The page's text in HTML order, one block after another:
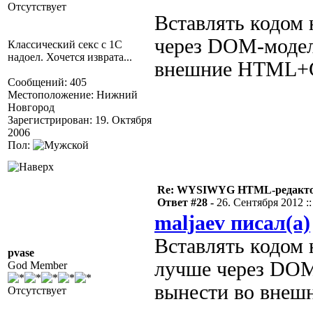
Отсутствует
Классический секс с 1С
надоел. Хочется изврата...
Сообщений: 405
Местоположение: Нижний
Новгород
Зарегистрирован: 19. Октября
2006
Пол:
Вставлять кодом
через DOM-
внешние
pvase
God Member
Отсутствует
Re: WYSIWYG HTML-
Ответ #28 - 26. Сентября 2012
maljaev писал(а)
Вставлять кодом
лучше через
вынести во